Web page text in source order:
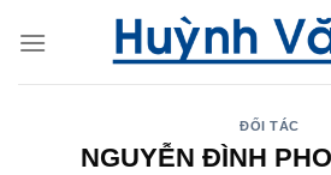
ĐỐI TÁC
NGUYỄN ĐÌNH